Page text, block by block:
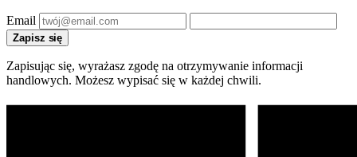
Email
Zapisz się
Zapisując się, wyrażasz zgodę na otrzymywanie informacji
handlowych. Możesz wypisać się w każdej chwili.